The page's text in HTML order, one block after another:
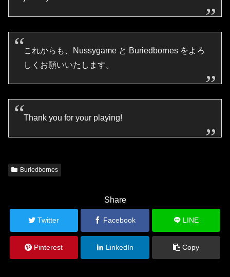
これからも、Nussygame と Buriedbornes をよろ
しくお願いいたします。
Thank you for your playing!
Buriedbornes
Share
Twitter Facebook LINE
Pinterest LinkedIn Copy